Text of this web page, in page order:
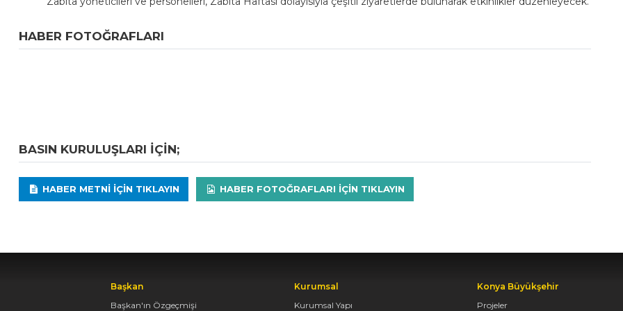
HABER FOTOĞRAFLARI
BASIN KURULUŞLARI IÇIN;
HABER METNI IÇIN TIKLAYIN HABER FOTOĞRAFLARI IÇIN TIKLAYIN
Başkan
Başkan'ın Özgeçmişi
Kurumsal
Kurumsal Yapı
Konya Büyükşehir
Projeler